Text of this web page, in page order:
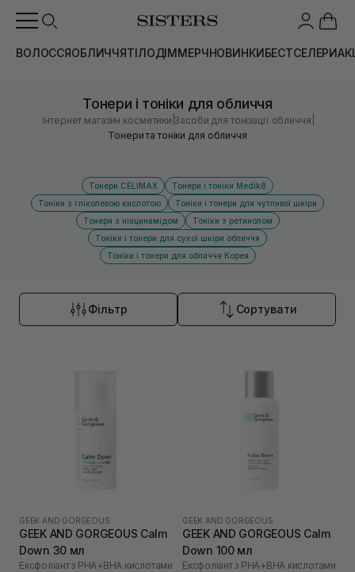
ВОЛОССЯОБЛИЧЧЯТІЛОДІММЕРЧНОВИНКИБЕСТСЕЛЕРИ
Тонери і тоніки для обличчя
Інтернет магазин косметики |Засоби для тонізації обличчя
Тонери та тоніки для обличчя
Тонери CELIMAX
Тонери і тоніки Medik8
Тоніки з гліколевою кислотою
Тоніки і тонери для чутливої шкіри
Тонери з ніацинамідом
Тоніки з ретинолом
Тоніки і тонери для сухої шкіри обличчя
Тоніки і тонери для обличчя Корея
Фільтр Сортувати
GEEK AND GORGEOUS
GEEK AND GORGEOUS Calm
Down 30 мл
Ексфоліант з PHA+BHA кислотами
GEEK AND GORGEOUS
GEEK AND GORGEOUS Calm
Down 100 мл
Ексфоліант з PHA+BHA кислотами